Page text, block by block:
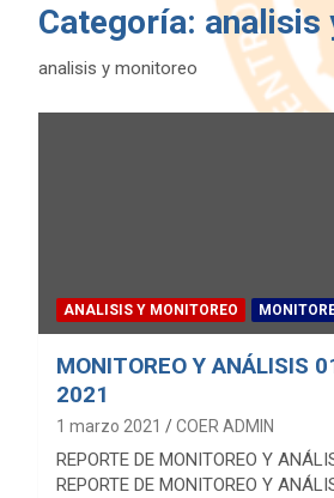
Categoría: analisis
analisis y monitoreo
ANALISIS Y MONITOREO
MONITOREO Y ANÁLISIS
2021
1 marzo 2021 COER ADMIN
REPORTE DE MONITOREO Y
REPORTE DE MONITOREO Y